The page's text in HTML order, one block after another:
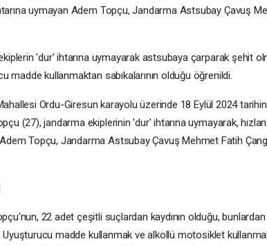
uymayan Adem Topçu, Jandarma Astsubay Çavuş
'dur' ihtarına uymayarak astsubaya çarparak şehit
madde kullanmaktan sabıkalarının olduğu öğrenildi.
Ordu-Giresun karayolu üzerinde 18 Eylül 2024
(27), jandarma ekiplerinin 'dur' ihtarına uymayarak,
Topçu, Jandarma Astsubay Çavuş Mehmet Fatih
22 adet çeşitli suçlardan kaydının olduğu,
Uyuşturucu madde kullanmak ve alkollü motosiklet